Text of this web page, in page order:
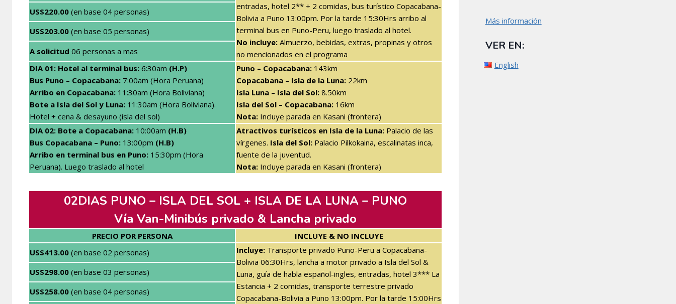
entradas, hotel 2** + 2 comidas, bus turístico Copacabana-
Bolivia a Puno 13:00pm. Por la tarde 15:30Hrs arribo al
terminal bus en Puno-Peru, luego traslado al hotel.
No incluye: Almuerzo, bebidas, extras, propinas y otros
no mencionados en el programa
US$220.00 (en base 04 personas)
US$203.00 (en base 05 personas)
A solicitud 06 personas a mas
DIA 01: Hotel al terminal bus: 6:30am (H.P)
Bus Puno – Copacabana: 7:00am (Hora Peruana)
Arribo en Copacabana: 11:30am (Hora Boliviana)
Bote a Isla del Sol y Luna: 11:30am (Hora Boliviana).
Hotel + cena & desayuno (isla del sol)
Puno – Copacabana: 143km
Copacabana – Isla de la Luna: 22km
Isla Luna – Isla del Sol: 8.50km
Isla del Sol – Copacabana: 16km
Nota: Incluye parada en Kasani (frontera)
DIA 02: Bote a Copacabana: 10:00am (H.B)
Bus Copacabana – Puno: 13:00pm (H.B)
Arribo en terminal bus en Puno: 15:30pm (Hora
Peruana). Luego traslado al hotel
Atractivos turísticos en Isla de la Luna: Palacio de las
vírgenes. Isla del Sol: Palacio Pilkokaina, escalinatas inca,
fuente de la juventud.
Nota: Incluye parada en Kasani (frontera)
02DIAS PUNO – ISLA DEL SOL + ISLA DE LA LUNA – PUNO
Vía Van-Minibús privado & Lancha privado
PRECIO POR PERSONA
INCLUYE & NO INCLUYE
US$413.00 (en base 02 personas) Incluye: Transporte privado Puno-Peru a Copacabana-
Bolivia 06:30Hrs, lancha a motor privado a Isla del Sol &
Luna, guía de habla español-ingles, entradas, hotel 3*** La
Estancia + 2 comidas, transporte terrestre privado
Copacabana-Bolivia a Puno 13:00pm. Por la tarde 15:00Hrs
US$298.00 (en base 03 personas)
US$258.00 (en base 04 personas)
Más información
VER EN:
English